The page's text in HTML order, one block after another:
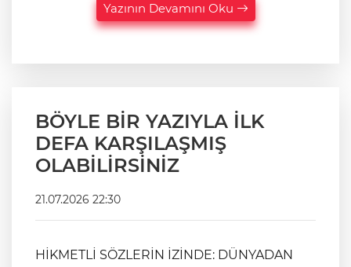
Yazının Devamını Oku
BÖYLE BİR YAZIYLA İLK
DEFA KARŞILAŞMIŞ
OLABİLİRSİNİZ
21.07.2026 22:30
HİKMETLİ SÖZLERİN İZİNDE: DÜNYADAN